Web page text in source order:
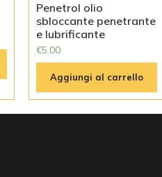
Penetrol olio
sbloccante penetrante
e lubrificante
€5.00
Aggiungi al carrello